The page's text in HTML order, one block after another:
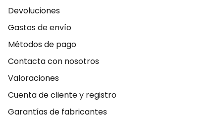
Devoluciones
Gastos de envío
Métodos de pago
Contacta con nosotros
Valoraciones
Cuenta de cliente y registro
Garantías de fabricantes